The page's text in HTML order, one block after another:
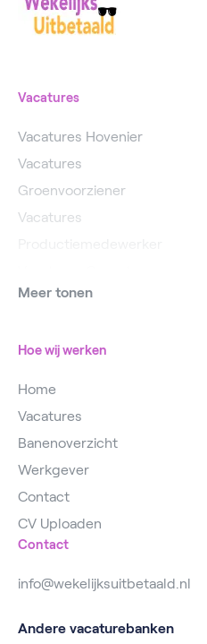
Vacatures
Vacatures Hovenier
Vacatures
Groenvoorziener
Vacatures
Vacatures
Meer tonen
Hoe wij werken
Home
Vacatures
Banenoverzicht
Werkgever
Contact
CV Uploaden
Contact
info@wekelijksuitbetaald.nl
Andere vacaturebanken